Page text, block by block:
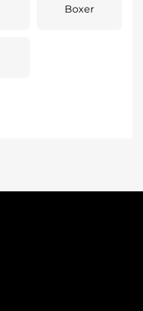
Boxer